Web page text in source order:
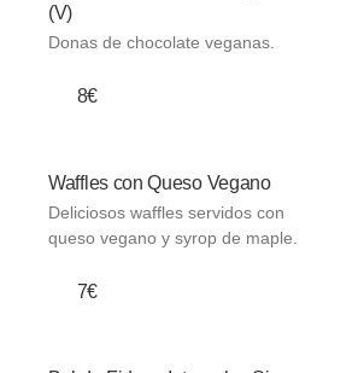
(V)
Donas de chocolate veganas.
8€
Waffles con Queso Vegano
Deliciosos waffles servidos con
queso vegano y syrop de maple.
7€